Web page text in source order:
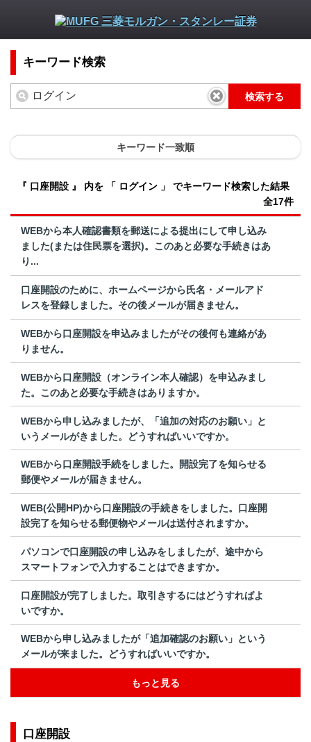
キーワード検索
検索する
キーワード一致順
『 口座開設 』 内を 「 ログイン 」 でキーワード検索した結果
全17件
WEBから本人確認書類を郵送による提出にして申し込み
ました(または住民票を選択)。このあと必要な手続きはあ
り...
口座開設のために、ホームページから氏名・メールアド
レスを登録しました。その後メールが届きません。
WEBから口座開設を申込みましたがその後何も連絡があ
りません。
WEBから口座開設（オンライン本人確認）を申込みまし
た。このあと必要な手続きはありますか。
WEBから申し込みましたが、「追加の対応のお願い」と
いうメールがきました。どうすればいいですか。
WEBから口座開設手続をしました。開設完了を知らせる
郵便やメールが届きません。
WEB(公開HP)から口座開設の手続きをしました。口座開
設完了を知らせる郵便物やメールは送付されますか。
パソコンで口座開設の申し込みをしましたが、途中から
スマートフォンで入力することはできますか。
口座開設が完了しました。取引きするにはどうすればよ
いですか。
WEBから申し込みましたが「追加確認のお願い」という
メールが来ました。どうすればいいですか。
もっと見る
口座開設